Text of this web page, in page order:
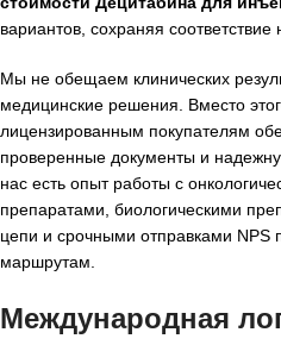
вариантов, сохраняя
Мы не обещаем клинических
медицинские решения. Вместо
лицензированным покупателям
проверенные документы и
нас есть опыт работы с
препаратами, биологическими
цепи и срочными отправками
маршрутам.
Международная